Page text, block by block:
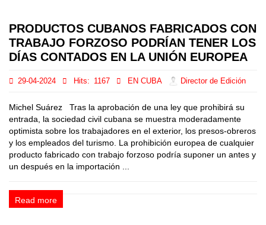
PRODUCTOS CUBANOS FABRICADOS CON
TRABAJO FORZOSO PODRÍAN TENER LOS
DÍAS CONTADOS EN LA UNIÓN EUROPEA
29-04-2024 Hits: 1167 EN CUBA Director de Edición
Michel Suárez Tras la aprobación de una ley que prohibirá su
entrada, la sociedad civil cubana se muestra moderadamente
optimista sobre los trabajadores en el exterior, los presos-obreros
y los empleados del turismo. La prohibición europea de cualquier
producto fabricado con trabajo forzoso podría suponer un antes y
un después en la importación ...
Read more